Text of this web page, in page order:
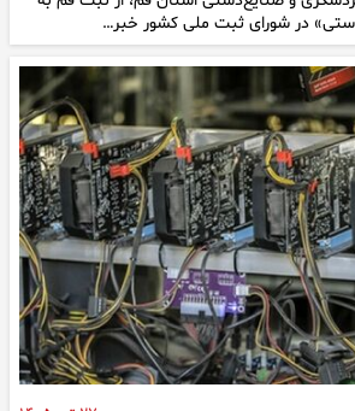
در شورای ثبت ملی کشور خبر…